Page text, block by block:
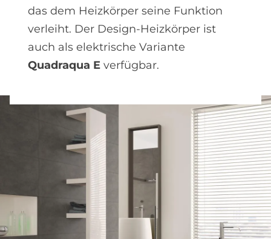
das dem Heizkörper seine Funktion
verleiht. Der Design-Heizkörper ist
auch als elektrische Variante
Quadraqua E verfügbar.